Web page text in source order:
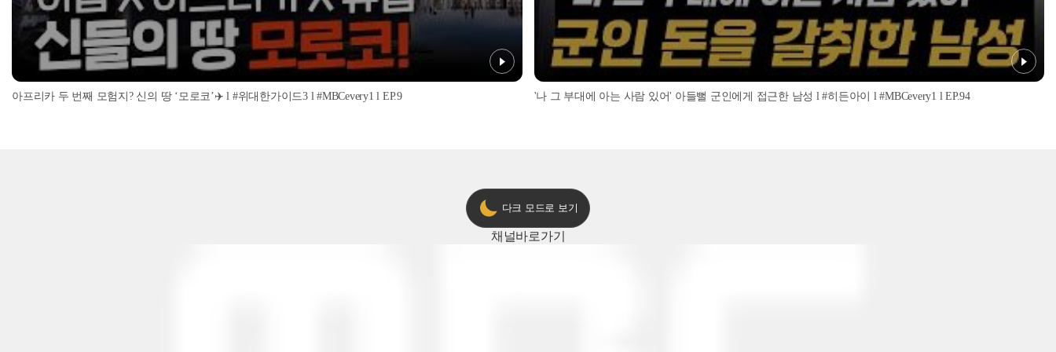
아프리카 두 번째 모험지? 신의 땅 ‘모로코’✈️ l #위대한가이드3 l #MBCevery1 l EP.9 '나 그 부대에 아는 사람 있어' 아들뻘 군인에게 접근한 남성 l #히든아이 l #MBCevery1 l EP.94
다크 모드로 보기
채널바로가기